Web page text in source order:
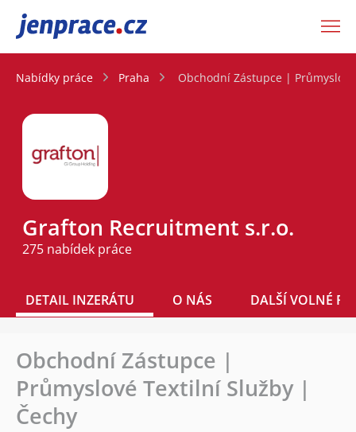
JenPráce.cz
Nabídky práce Praha Obchodní Zástupce |
Grafton Recruitment s.r.o.
275 nabídek práce
DETAIL INZERÁTU O NÁS DALŠÍ VOLNÉ
Obchodní Zástupce |
Průmyslové Textilní Služby |
Čechy